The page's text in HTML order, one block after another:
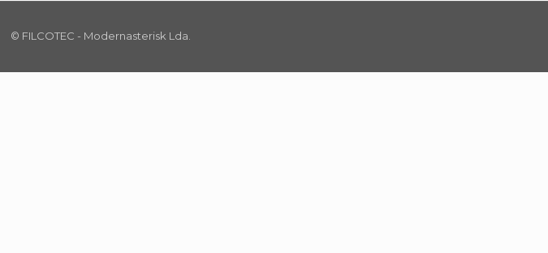
© FILCOTEC - Modernasterisk Lda.